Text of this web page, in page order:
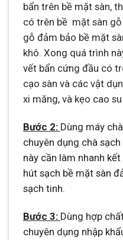
bẩn trên bề mặt sàn,
có trên bề mặt sàn
gỗ đảm bảo bề mặt
khô. Xong quá trình
vết bẩn cứng đầu có
cạo sàn và các vật
xi măng, và kẹo cao
Bước 2: Dùng máy
chuyên dụng chà
này cần làm nhanh
hút sạch bề mặt sàn
sạch tinh.
Bước 3: Dùng hợp
chuyên dụng nhập